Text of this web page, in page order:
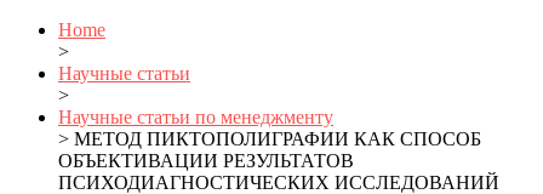
Home
>
Научные статьи
>
Научные статьи по менеджменту
> МЕТОД ПИКТОПОЛИГРАФИИ КАК СПОСОБ
ОБЪЕКТИВАЦИИ РЕЗУЛЬТАТОВ
ПСИХОДИАГНОСТИЧЕСКИХ ИССЛЕДОВАНИЙ